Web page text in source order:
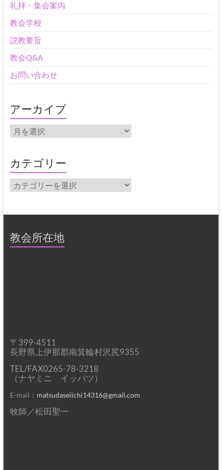
礼拝・集会案内
教会学校
説教要旨
教会Q&A
お問い合わせ
アーカイブ
ア
ー
イ
ブ
カテゴリー
カ
テ
リ
教会所在地
〒399-4511
長野県上伊那郡南箕輪村沢尻9355
TEL/FAX0265-78-3218
（ナヤミニ イッパツ）
E-mail： matsudaseiichi14316@gmail.com
牧師／松田聖一